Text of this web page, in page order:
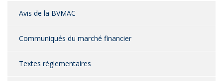
Avis de la BVMAC
Communiqués du marché financier
Textes réglementaires